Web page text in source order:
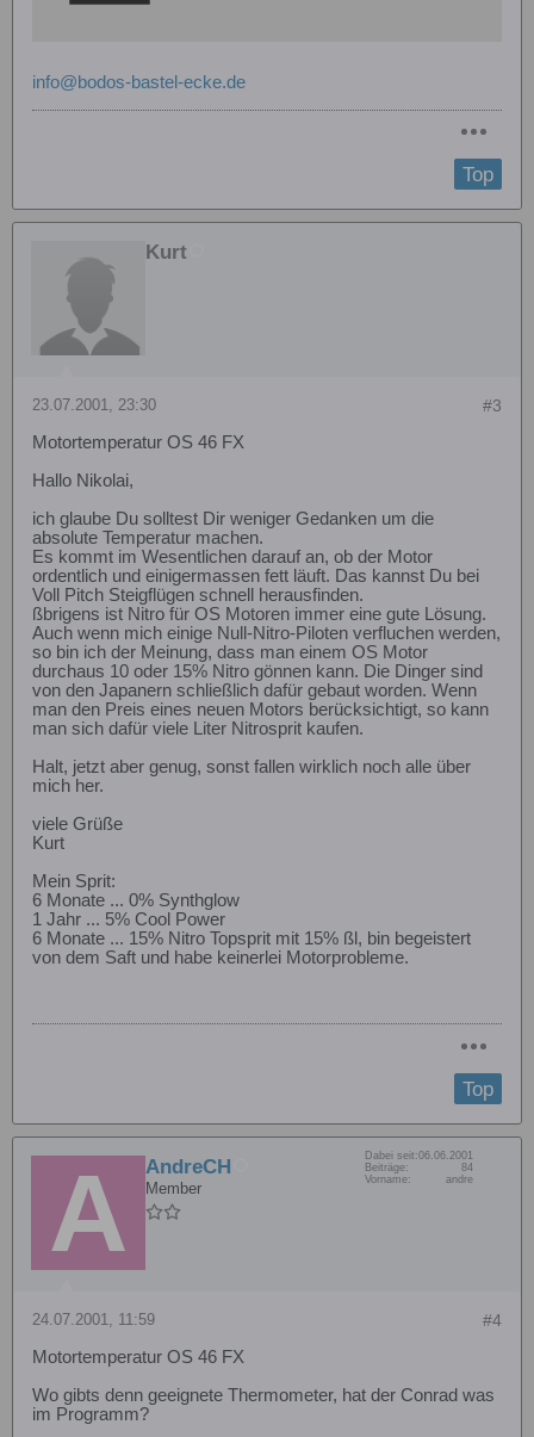
info@bodos-bastel-ecke.de
Top
Kurt
#3
23.07.2001, 23:30
Motortemperatur OS 46 FX
Hallo Nikolai,
ich glaube Du solltest Dir weniger Gedanken um die
absolute Temperatur machen.
Es kommt im Wesentlichen darauf an, ob der Motor
ordentlich und einigermassen fett läuft. Das kannst Du bei
Voll Pitch Steigflügen schnell herausfinden.
ßbrigens ist Nitro für OS Motoren immer eine gute Lösung.
Auch wenn mich einige Null-Nitro-Piloten verfluchen werden,
so bin ich der Meinung, dass man einem OS Motor
durchaus 10 oder 15% Nitro gönnen kann. Die Dinger sind
von den Japanern schließlich dafür gebaut worden. Wenn
man den Preis eines neuen Motors berücksichtigt, so kann
man sich dafür viele Liter Nitrosprit kaufen.
Halt, jetzt aber genug, sonst fallen wirklich noch alle über
mich her.
viele Grüße
Kurt
Mein Sprit:
6 Monate ... 0% Synthglow
1 Jahr ... 5% Cool Power
6 Monate ... 15% Nitro Topsprit mit 15% ßl, bin begeistert
von dem Saft und habe keinerlei Motorprobleme.
Top
AndreCH
Member
Dabei seit:06.06.2001
Beiträge:
84
Vorname:
andre
#4
24.07.2001, 11:59
Motortemperatur OS 46 FX
Wo gibts denn geeignete Thermometer, hat der Conrad was
im Programm?